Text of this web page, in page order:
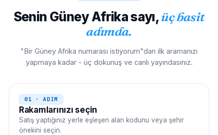
Senin Güney Afrikasayı,üç basit
adımda.
"Bir Güney Afrika numarası istiyorum"dan ilk aramanızı
yapmaya kadar - üç dokunuş ve canlı yayındasınız.
01 · ADIM
Rakamlarınızı seçin
Satış yaptığınız yerle eşleşen alan kodunu veya şehir
önekini seçin.